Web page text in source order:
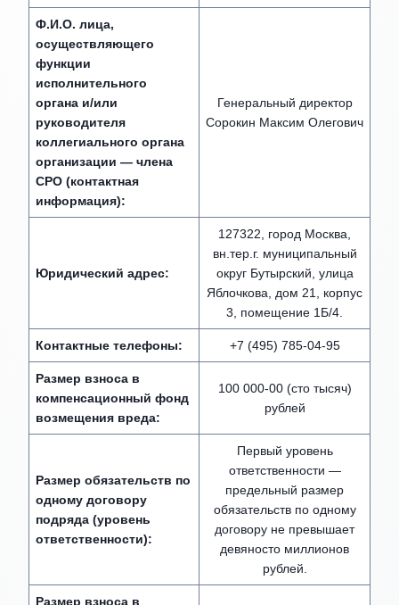
Ф.И.О. лица,
осуществляющего
функции
исполнительного
органа и/или
руководителя
коллегиального органа
организации — члена
СРО (контактная
информация):
Генеральный директор
Сорокин Максим Олегович
Юридический адрес:
127322, город Москва,
вн.тер.г. муниципальный
округ Бутырский, улица
Яблочкова, дом 21, корпус
3, помещение 1Б/4.
Контактные телефоны: +7 (495) 785-04-95
Размер взноса в
компенсационный фонд
возмещения вреда:
100 000-00 (сто тысяч)
рублей
Размер обязательств по
одному договору
подряда (уровень
ответственности):
Первый уровень
ответственности —
предельный размер
обязательств по одному
договору не превышает
девяносто миллионов
рублей.
Размер взноса в